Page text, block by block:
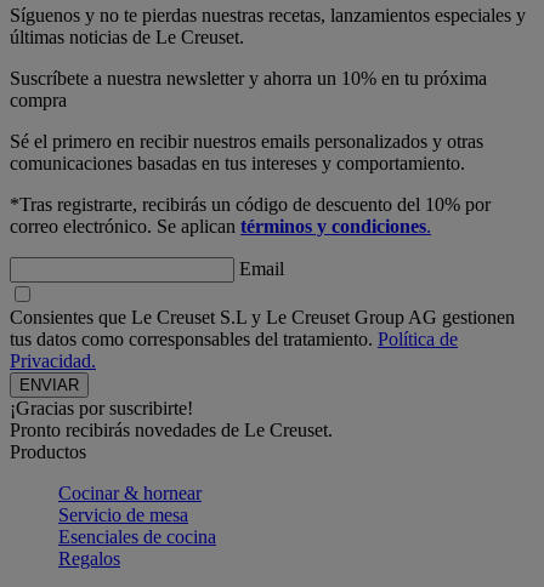
Síguenos y no te pierdas nuestras recetas, lanzamientos especiales y
últimas noticias de Le Creuset.
Suscríbete a nuestra newsletter y ahorra un 10% en tu próxima
compra
Sé el primero en recibir nuestros emails personalizados y otras
comunicaciones basadas en tus intereses y comportamiento.
*Tras registrarte, recibirás un código de descuento del 10% por
correo electrónico. Se aplican términos y condiciones.
Email
Consientes que Le Creuset S.L y Le Creuset Group AG gestionen
tus datos como corresponsables del tratamiento. Política de
Privacidad.
¡Gracias por suscribirte!
Pronto recibirás novedades de Le Creuset.
Productos
Cocinar & hornear
Servicio de mesa
Esenciales de cocina
Regalos